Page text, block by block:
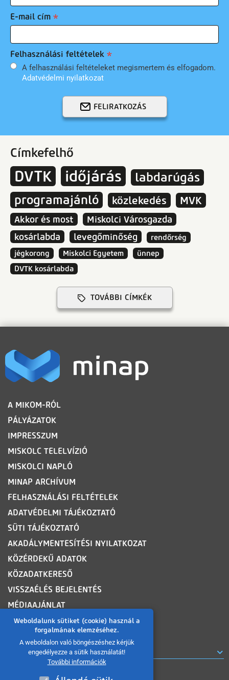
Weboldalunk sütiket (cookie) használ a
forgalmának elemzéséhez.
A weboldalon való böngészéshez kérjük
engedélyezze a sütik használatát!
További információk
E-mail cím
Felhasználási feltételek
A felhasználási feltételeket megismertem és elfogadom.
Adatvédelmi nyilatkozat
FELIRATKOZÁS
Címkefelhő
DVTK időjárás
labdarúgás
programajánló
közlekedés MVK
Akkor és most
Miskolci Városgazda
kosárlabda
levegőminőség
rendőrség
jégkorong
Miskolci Egyetem
ünnep
DVTK kosárlabda
TOVÁBBI CÍMKÉK
LÁBLÉC
A MIKOM-RÓL
PÁLYÁZATOK
IMPRESSZUM
MISKOLC TELELVÍZIÓ
MISKOLCI NAPLÓ
MINAP ARCHÍVUM
FELHASZNÁLÁSI FELTÉTELEK
ADATVÉDELMI TÁJÉKOZTATÓ
SÜTI TÁJÉKOZTATÓ
AKADÁLYMENTESÍTÉSI NYILATKOZAT
KÖZÉRDEKŰ ADATOK
KÖZADATKERESŐ
VISSZAÉLÉS BEJELENTÉS
MÉDIAAJÁNLAT
OLDALTÉRKÉP
ROVATOK